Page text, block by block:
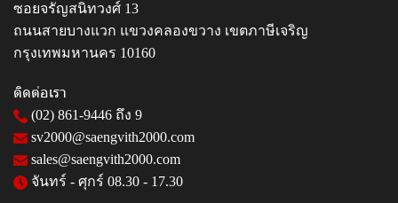
ซอยจรัญสนิทวงศ์ 13
ถนนสายบางแวก แขวงคลองขวาง เขตภาษีเจริญ
กรุงเทพมหานคร 10160
ติดต่อเรา
(02) 861-9446 ถึง 9
sv2000@saengvith2000.com
sales@saengvith2000.com
จันทร์ - ศุกร์ 08.30 - 17.30